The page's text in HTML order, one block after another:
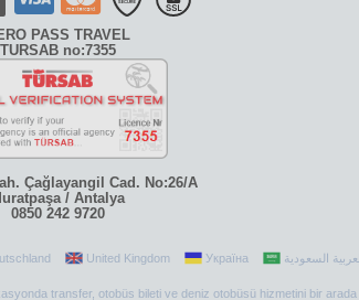
PASS TRAVEL
TURSAB no:7355
Çağlayangil Cad. No:26/A
/ Antalya
0850 242 9720
United Kingdom Україна
transfer, otobüs bileti ve deniz otobüsü hizmetini bir